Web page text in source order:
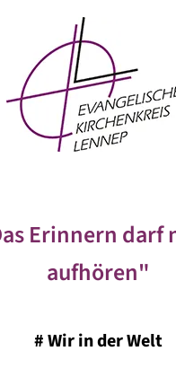
Erinnern darf
aufhören"
#Wir in der Welt